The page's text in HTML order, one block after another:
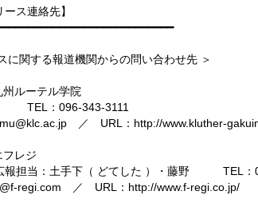
ース連絡先】
に関する報道機関からの問い合わせ先 ＞
ルーテル学院
TEL：096-343-3111
／ URL：http://www.kluther-
レジ
担当：土手下（ どてした ）・藤野 TEL：
regi.com ／ URL：http://www.f-regi.co.jp/